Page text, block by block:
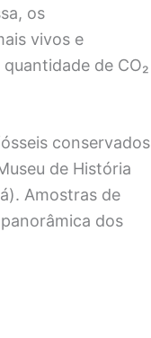
os
vivos e
de CO₂
conservados
de História
Amostras de
dos